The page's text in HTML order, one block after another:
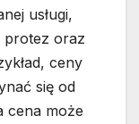
usługi,
protez oraz
ceny
się od
cena może